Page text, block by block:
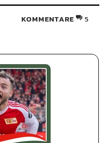
KOMMENTARE 5